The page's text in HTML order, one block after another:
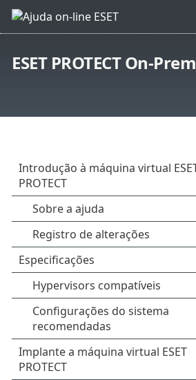
ESET PROTECT On-Prem